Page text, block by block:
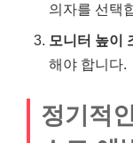
의자를 선택
모니터 높이
해야 합니다.
정기적